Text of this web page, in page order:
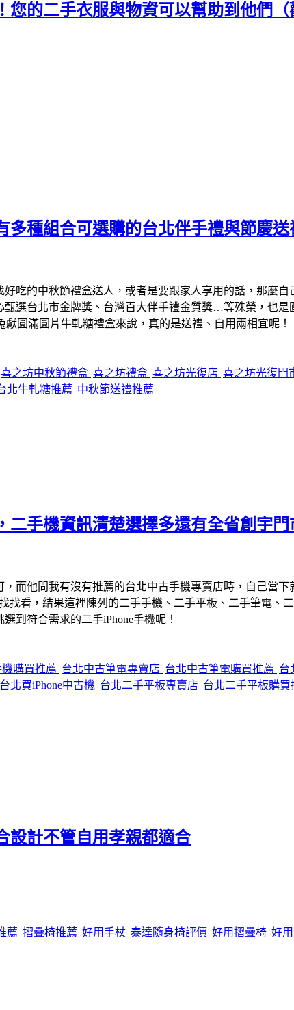
的二手衣服與物資可以幫助到他們（
多種組合可選購的台北伴手禮與節慶
吃的中秋節禮盒送人，或者是要跟家人享用的話，那麼
選台北市金牌獎、台灣百大伴手禮金質獎…等殊榮，也
圓滿圓片牛軋糖禮盒來說，真的是送禮、自用兩相宜呢！
喜之坊中秋節禮盒 喜之坊禮盒 喜之坊光復店 喜之坊光復門
北牛軋糖推薦 中秋節送禮推薦
二手機資訊清楚選擇多還有全省創宇
而他問我有沒有推薦的台北中古手機專賣店時，自己當
看，結果這裡陳列的二手手機、二手平板、二手筆電、
到符合需求的二手iPhone手機呢！
購買推薦 台北中古筆電專賣店 台北中古筆電購買推薦 台
台北買iPhone中古機 台北二手平板專賣店 台北二手平板購買
設計不管自用孝親都適合
薦 摺疊椅推薦 好用手杖 泰達隨身椅評價 好用摺疊椅 好